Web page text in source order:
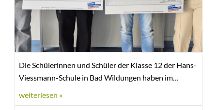
Die Schülerinnen und Schüler der Klasse 12 der Hans-
Viessmann-Schule in Bad Wildungen haben im
weiterlesen »